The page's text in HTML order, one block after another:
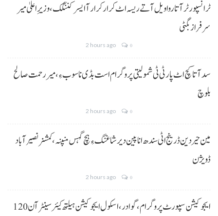
ٹرانسپورٹر آتا روا ویل آتے ریسہ اٹ کرار کرار آ ایسر کننگک ،وزیرِ اعلیٰ میر
سرفراز بگٹی
2 hours ago 0
سد آتا کچ اٹ پارٹی ٹی شمولیتی پروگرام است بڈی نا سوب ءِ،میر رحمت صالح
بلوچ
2 hours ago 0
مین حیردین ڈرینج اٹی سندھ انا پین دیر شاغنگ ءِ ہچ گہس منپنہ،کمشنر نصیرآباد
ڈویژن
2 hours ago 0
ایجوکیشن سپورٹ پروگرام،گوادر، اسکول ایجوکیشن ہیلتھ کیئر سینٹر آن 120